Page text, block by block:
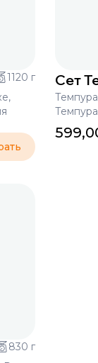
1120 г
Сет
830 г